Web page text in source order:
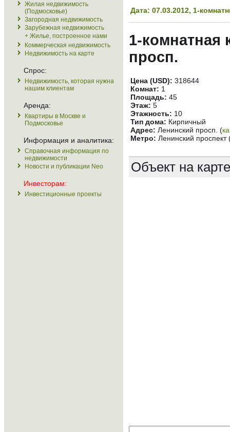
Жилая недвижимость
(Подмосковье)
Загородная недвижимость
Зарубежная недвижимость
+ Жилье, построенное нами
Коммерческая недвижимость
Недвижимость на карте
Спрос:
Недвижимость, которая нужна
нашим клиентам
Аренда:
Квартиры в Москве и
Подмосковье
Информация и аналитика:
Справочная информация по
недвижимости
Новости и публикации Neo
Инвесторам:
Инвестиционные проекты
Дата: 07.03.2012, 1-
1-комнатная
просп.
Цена (USD): 318644
Комнат: 1
Площадь: 45
Этаж: 5
Этажность: 10
Тип дома: Кирпичный
Адрес: Ленинский просп. (
Метро: Ленинский проспект
Объект на карте